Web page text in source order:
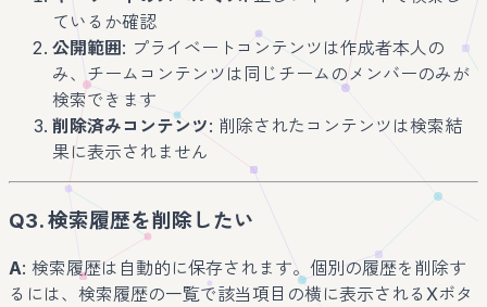
ているか確認
公開範囲 : プライベートコンテンツは作成者本人の
み、チームコンテンツは同じチームのメンバーのみが
検索できます
削除済みコンテンツ: 削除されたコンテンツは検索結
果に表示されません
Q3. 検索履歴を削除したい
A: 検索履歴は自動的に保存されます。個別の履歴を削除す
るには、検索履歴の一覧で該当項目の横に表示されるXボタ